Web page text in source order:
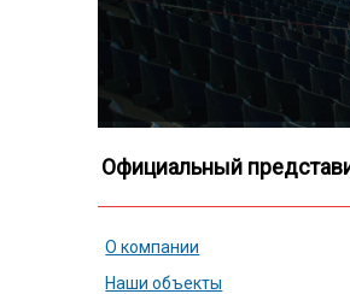
Официальный
О компании
Наши объекты